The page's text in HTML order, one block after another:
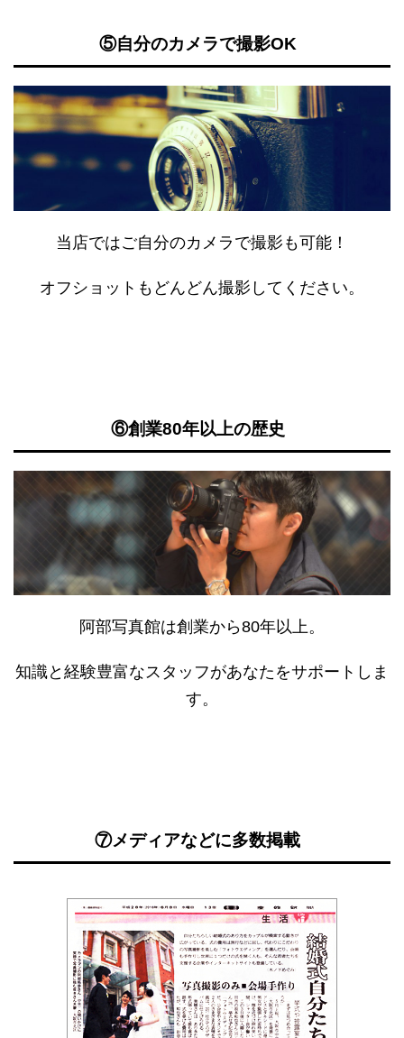
⑤自分のカメラで撮影OK
当店ではご自分のカメラで撮影も可能！
オフショットもどんどん撮影してください。
⑥創業80年以上の歴史
阿部写真館は創業から80年以上。
知識と経験豊富なスタッフがあなたをサポートしま
す。
⑦メディアなどに多数掲載